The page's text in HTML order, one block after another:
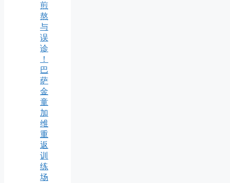
煎
熬
与
误
诊
！
巴
萨
金
童
加
维
重
返
训
练
场